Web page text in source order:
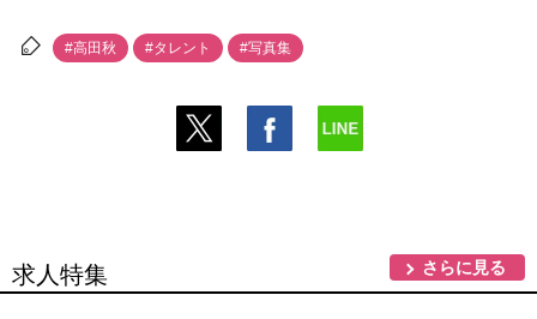
#高田秋 #タレント #写真集
求人特集 さらに見る